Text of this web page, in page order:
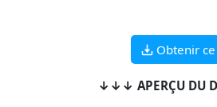
Obtenir
↓↓↓ APERÇU DU